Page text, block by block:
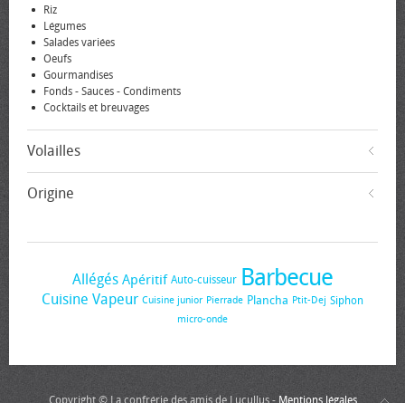
Riz
Légumes
Salades variées
Oeufs
Gourmandises
Fonds - Sauces - Condiments
Cocktails et breuvages
Volailles
Origine
Allégés Apéritif Auto-cuisseur Barbecue
Cuisine Vapeur Cuisine junior Pierrade Plancha Ptit-Dej Siphon
micro-onde
Copyright © La confrérie des amis de Lucullus - Mentions légales